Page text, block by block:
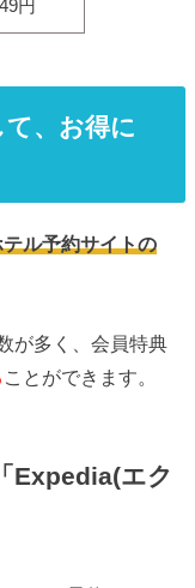
円
、お得に
テル予約サイトの
が多く、会員特典
ことができます。
Expedia(エク